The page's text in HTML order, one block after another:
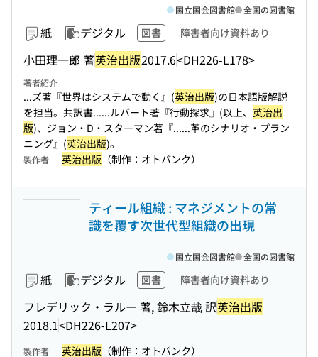
紙 デジタル 図書 障害者向け資料あり
小田理一郎 著英治出版2017.6<DH226-L178>
国立国会図書館 全国の図書館
著者紹介
...ズ著『世界はシステムで動く』(英治出版)の日本語版解説
を担当。共訳書......ルバート著『行動探求』(以上、 英治出
版)、ジョン・D・スターマン著『......革のシナリオ・プラン
ニング』(英治出版)。
製作者 英治出版 （制作：オトバンク）
ティール組織 : マネジメントの常
識を覆す次世代型組織の出現
紙 デジタル 図書 障害者向け資料あり
フレデリック・ラルー 著, 鈴木立哉 訳英治出版
2018.1<DH226-L207>
国立国会図書館 全国の図書館
製作者 英治出版 （制作：オトバンク）